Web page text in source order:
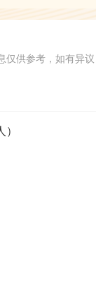
供参考，如有异